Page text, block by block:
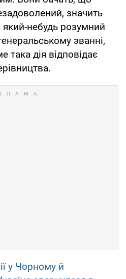
значить
небудь розумний
званні,
така дія відповідає
у Чорному й